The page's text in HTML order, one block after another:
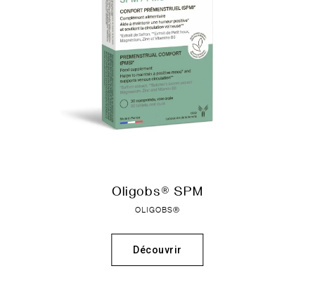
Oligobs® SPM
OLIGOBS®
Découvrir